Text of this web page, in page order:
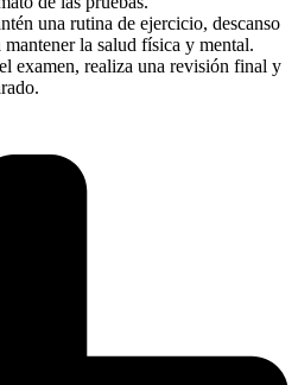
una rutina de ejercicio, descanso
mantener la salud física y mental.
examen, realiza una revisión final y